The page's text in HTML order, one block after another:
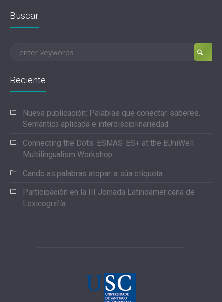
Buscar
Reciente
Nueva publicación: Palabras que conectan saberes.
Semántica aplicada e interdisciplinariedad
Connecting the Dots: ESMAS-ES+ at the EUniWell
Multilingualism Workshop
Cando as palabras atopan a súa etiqueta
Participación en la III Jornada Latinoamericana de
Lexicografía